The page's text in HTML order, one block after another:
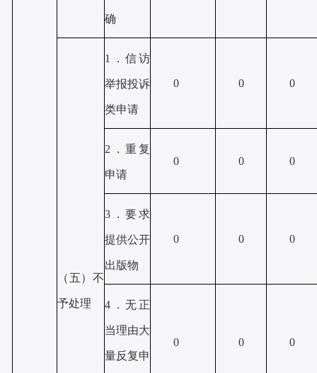
确
（五）不
予处理
1．信访
举报投诉
类申请
0 0 0
2．重复
申请
0 0 0
3．要求
提供公开
出版物
0 0 0
4．无正
当理由大
量反复申
0 0 0